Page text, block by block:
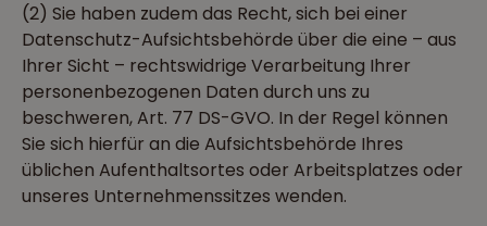
(2) Sie haben zudem das Recht, sich bei einer
Datenschutz-Aufsichtsbehörde über die eine – aus
Ihrer Sicht – rechtswidrige Verarbeitung Ihrer
personenbezogenen Daten durch uns zu
beschweren, Art. 77 DS-GVO. In der Regel können
Sie sich hierfür an die Aufsichtsbehörde Ihres
üblichen Aufenthaltsortes oder Arbeitsplatzes oder
unseres Unternehmenssitzes wenden.